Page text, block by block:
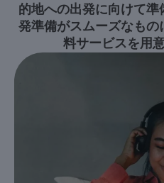
的地への出発に向けて
発準備がスムーズなも
料サービスを用